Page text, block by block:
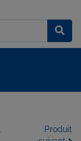
Produit